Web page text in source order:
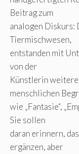
Beitrag zum
analogen
Tiermischwesen,
entstanden mit
von der
Künstlerin
menschlichen
wie „Fantasie“,
Sie sollen
daran erinnern,
ergänzen, aber